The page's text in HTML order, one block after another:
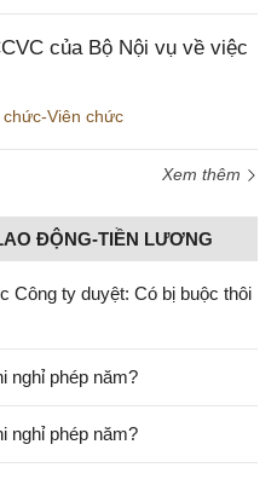
của Bộ Nội vụ về việc
Viên chức
Xem thêm
ĐỘNG-TIỀN LƯƠNG
Công ty duyệt: Có bị buộc thôi
nghỉ phép năm?
nghỉ phép năm?